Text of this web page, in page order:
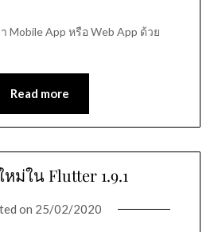
App หรือ Web App ด้วย
Read more
ม่ใน Flutter 1.9.1
on 25/02/2020